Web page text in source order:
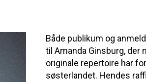
Både publikum og
til Amanda Ginsburg,
originale repertoire har
søsterlandet. Hendes